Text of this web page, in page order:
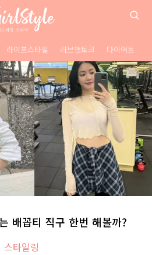
라이프스타일 러브앤토크 다이어트
배꼽티 직구 한번 해볼까?
스타일링